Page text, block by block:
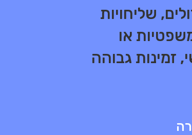
שליחויות
או
זמינות גבוהה